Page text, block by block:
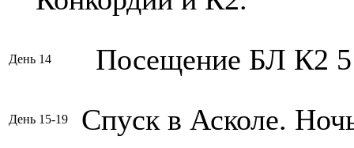
День 14 Посещение БЛ К2
День 15-19 Спуск в Асколе.